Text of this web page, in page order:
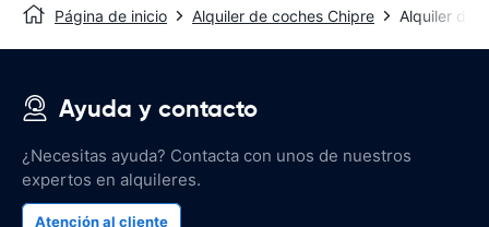
Página de inicio Alquiler de coches Chipre Alquiler de
Ayuda y contacto
¿Necesitas ayuda? Contacta con unos de nuestros
expertos en alquileres.
Atención al cliente